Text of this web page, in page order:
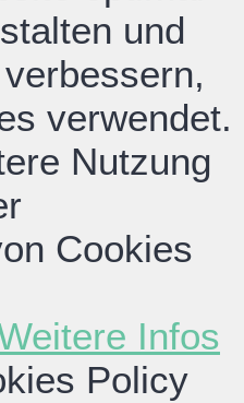
und
verwendet.
Nutzung
Cookies
Infos
Policy